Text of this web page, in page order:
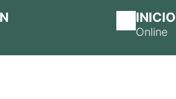
INICIO
Online